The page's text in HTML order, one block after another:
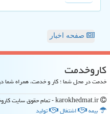
صفحه اخبار
كاروخدمت
خدمت در محل شما ؛ کار و خدمت، همراه
بیمه
اشتغال تولید